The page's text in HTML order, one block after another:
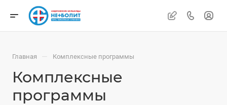
Главная — Комплексные программы
Комплексные
программы